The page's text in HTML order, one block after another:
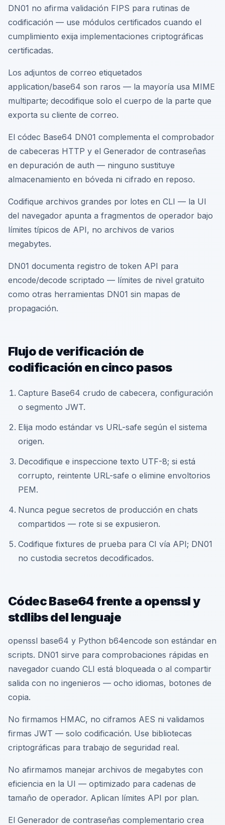
DN01 no afirma validación FIPS para rutinas de
codificación — use módulos certificados cuando el
cumplimiento exija implementaciones criptográficas
certificadas.
Los adjuntos de correo etiquetados
application/base64 son raros — la mayoría usa MIME
multiparte; decodifique solo el cuerpo de la parte que
exporta su cliente de correo.
El códec Base64 DN01 complementa el comprobador
de cabeceras HTTP y el Generador de contraseñas
en depuración de auth — ninguno sustituye
almacenamiento en bóveda ni cifrado en reposo.
Codifique archivos grandes por lotes en CLI — la UI
del navegador apunta a fragmentos de operador bajo
límites típicos de API, no archivos de varios
megabytes.
DN01 documenta registro de token API para
encode/decode scriptado — límites de nivel gratuito
como otras herramientas DN01 sin mapas de
propagación.
Flujo de verificación de
codificación en cinco pasos
Capture Base64 crudo de cabecera, configuración
o segmento JWT.
Elija modo estándar vs URL-safe según el sistema
origen.
Decodifique e inspeccione texto UTF-8; si está
corrupto, reintente URL-safe o elimine envoltorios
PEM.
Nunca pegue secretos de producción en chats
compartidos — rote si se expusieron.
Codifique fixtures de prueba para CI vía API; DN01
no custodia secretos decodificados.
Códec Base64 frente a openssl y
stdlibs del lenguaje
openssl base64 y Python b64encode son estándar en
scripts. DN01 sirve para comprobaciones rápidas en
navegador cuando CLI está bloqueada o al compartir
salida con no ingenieros — ocho idiomas, botones de
copia.
No firmamos HMAC, no ciframos AES ni validamos
firmas JWT — solo codificación. Use bibliotecas
criptográficas para trabajo de seguridad real.
No afirmamos manejar archivos de megabytes con
eficiencia en la UI — optimizado para cadenas de
tamaño de operador. Aplican límites API por plan.
El Generador de contraseñas complementario crea